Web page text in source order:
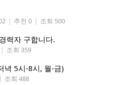
| 추천 0 | 조회 500
력자 구합니다.
| 조회 359
녁 5시-8시, 월-금)
| 조회 488